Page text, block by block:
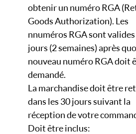
obtenir un numéro RGA
Goods Authorization). Les
nnuméros RGA sont
jours (2 semaines) après
nouveau numéro RGA doit
demandé.
La marchandise doit être
dans les 30 jours suivant la
réception de votre
Doit être inclus: